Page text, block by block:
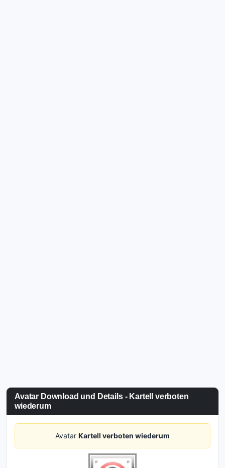
Avatar Download und Details - Kartell verboten
wiederum
Avatar Kartell verboten wiederum